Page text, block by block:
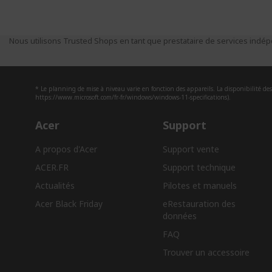
Nous utilisons Trusted Shops en tant que prestataire de services
* Le planning de mise à niveau varie en fonction des appareils. La disponibilité
https://www.microsoft.com/fr-fr/windows/windows-11-specifications).
Acer
A propos d'Acer
ACER.FR
Actualités
Acer Black Friday
Support
Support vente
Support technique
Pilotes et manuels
eRestauration des
données​
FAQ
Trouver un accessoire